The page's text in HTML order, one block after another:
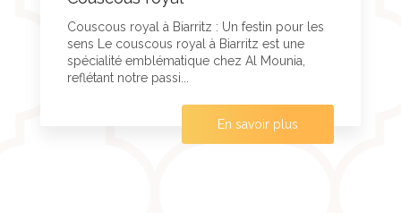
Couscous royal à Biarritz : Un festin pour les
sens Le couscous royal à Biarritz est une
spécialité emblématique chez Al Mounia,
reflétant notre passi...
En savoir plus